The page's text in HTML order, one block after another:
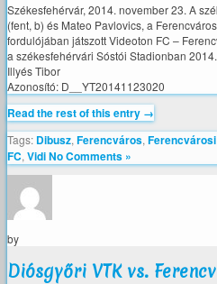
Székesfehérvár, 2014. november 23. A
(fent, b) és Mateo Pavlovics, a
fordulójában játszott Videoton FC –
a székesfehérvári Sóstói Stadionban
Illyés Tibor
Azonosító: D__YT20141123020
Read the rest of this entry →
Tags: Dibusz, Ferencváros, Ferencvárosi
FC, VidiNo Comments »
by
Diósgyőri VTK vs.